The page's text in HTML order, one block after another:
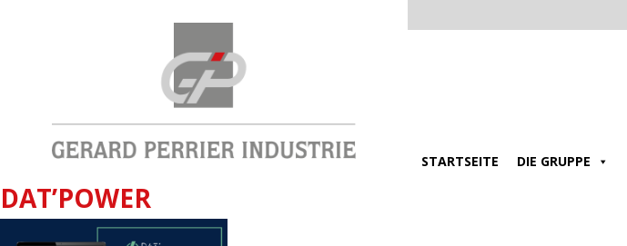
STARTSEITE DIE GRUPPE
DAT’POWER